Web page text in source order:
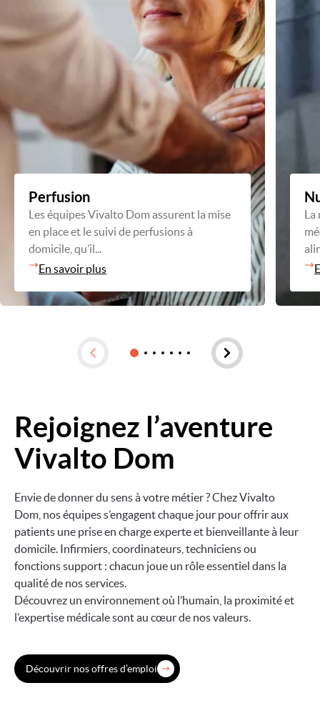
Perfusion
Les équipes Vivalto Dom assurent la mise
en place et le suivi de perfusions à
domicile, qu’il...
En savoir plus
La
Image
Rejoignez l’aventure
Vivalto Dom
Envie de donner du sens à votre métier ? Chez Vivalto
Dom, nos équipes s’engagent chaque jour pour offrir aux
patients une prise en charge experte et bienveillante à leur
domicile. Infirmiers, coordinateurs, techniciens ou
fonctions support : chacun joue un rôle essentiel dans la
qualité de nos services.
Découvrez un environnement où l’humain, la proximité et
l’expertise médicale sont au cœur de nos valeurs.
Découvrir nos offres d’emploi